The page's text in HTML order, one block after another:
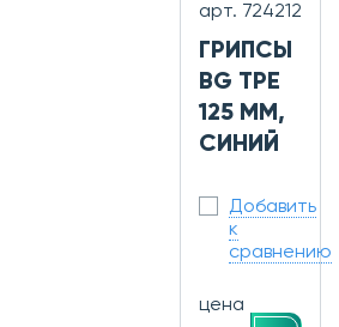
арт. 724212
ГРИПСЫ
BG TPE
125 ММ,
СИНИЙ
Добавить
к
сравнению
цена